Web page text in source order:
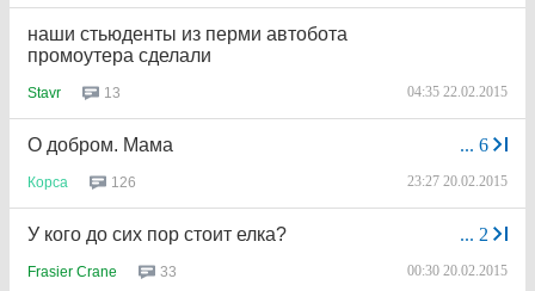
наши стьюденты из перми автобота
промоутера сделали
Stavr 13 04:35 22.02.2015
... 6
О добром. Мама
Корса 126 23:27 20.02.2015
... 2
У кого до сих пор стоит елка?
Frasier Crane 33 00:30 20.02.2015